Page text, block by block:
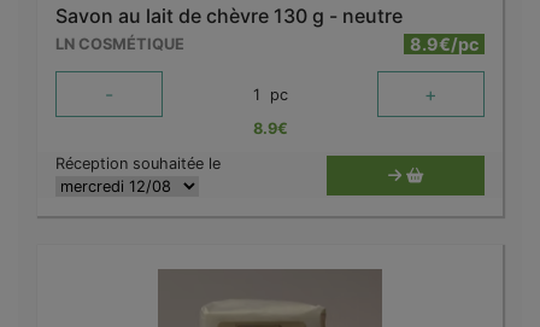
Savon au lait de chèvre 130 g - neutre
LN COSMÉTIQUE 8.9€/pc
- 1 pc +
8.9€
Réception souhaitée le